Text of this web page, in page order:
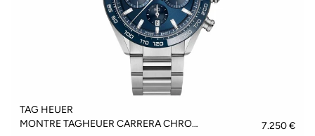
TAG HEUER
MONTRE TAGHEUER CARRERA CHRONOGRAPH - CBN2A1A.BA0643
7.250 €